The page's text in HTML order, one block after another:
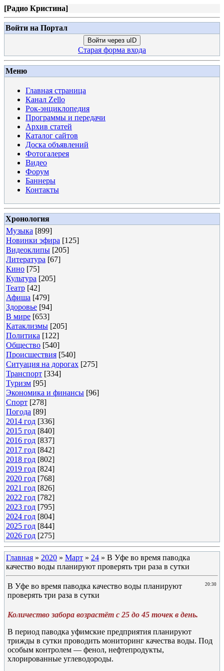
[Радио Кристина]
Войти на Портал
Войти через uID
Старая форма входа
Меню
Главная страница
Канал Zello
Рок-энциклопедия
Программы и передачи
Архив статей
Каталог сайтов
Доска объявлений
Фотогалерея
Видео
Форум
Баннеры
Контакты
Хронология
Музыка [899]
Новинки эфира [125]
Видеоклипы [205]
Литература [67]
Кино [75]
Культура [205]
Театр [42]
Афиша [479]
Здоровье [94]
В мире [653]
Катаклизмы [205]
Политика [122]
Общество [540]
Происшествия [540]
Ситуация на дорогах [275]
Транспорт [334]
Туризм [95]
Экономика и финансы [96]
Спорт [278]
Погода [89]
2014 год [336]
2015 год [840]
2016 год [837]
2017 год [842]
2018 год [802]
2019 год [824]
2020 год [768]
2021 год [826]
2022 год [782]
2023 год [795]
2024 год [804]
2025 год [844]
2026 год [275]
Главная » 2020 » Март » 24 » В Уфе во время паводка
качество воды планируют проверять три раза в сутки
20:30
В Уфе во время паводка качество воды планируют
проверять три раза в сутки
Количество забора возрастёт с 25 до 45 точек в день.
В период паводка уфимские предприятия планируют
трижды в сутки проводить мониторинг качества воды. Под
особым контролем — фенол, нефтепродукты,
хлорированные углеводороды.